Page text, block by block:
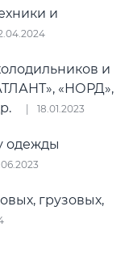
и
и
«НОРД»,
18.01.2023
одежды
грузовых,